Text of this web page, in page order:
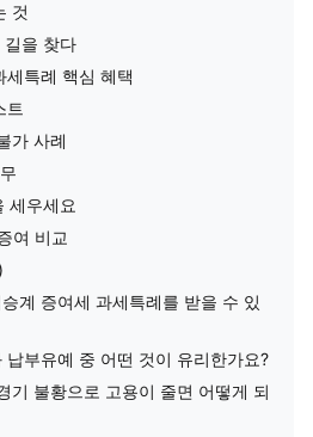
것
길을 찾다
세특례 핵심 혜택
트
가 사례
세우세요
여 비교
계 증여세 과세특례를 받을 수 있
납부유예 중 어떤 것이 유리한가요?
기 불황으로 고용이 줄면 어떻게 되